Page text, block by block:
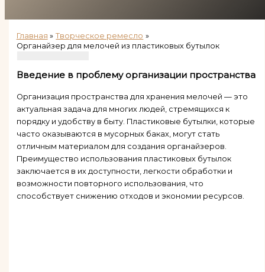
Главная
Творческое ремесло
Органайзер для мелочей из пластиковых бутылок
Введение в проблему организации пространства
Организация пространства для хранения мелочей — это
актуальная задача для многих людей, стремящихся к
порядку и удобству в быту. Пластиковые бутылки, которые
часто оказываются в мусорных баках, могут стать
отличным материалом для создания органайзеров.
Преимущество использования пластиковых бутылок
заключается в их доступности, легкости обработки и
возможности повторного использования, что
способствует снижению отходов и экономии ресурсов.